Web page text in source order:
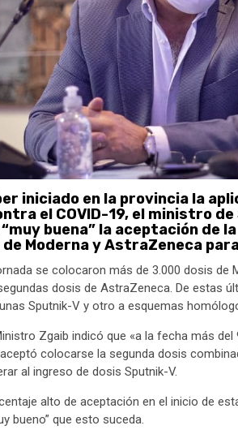
iniciado en la provincia la
el COVID-19, el ministro de
buena” la aceptación de
Moderna y AstraZeneca
se colocaron más de 3.000 dosis de
dosis de AstraZeneca. De estas
Sputnik-V y otro a esquemas
Zgaib indicó que «a la fecha más
colocarse la segunda dosis
al ingreso de dosis Sputnik-V.
alto de aceptación en el inicio de
bueno” que esto suceda.